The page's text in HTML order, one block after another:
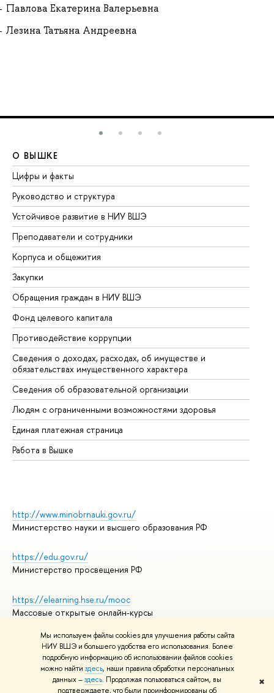
Мы используем файлы cookies для улучшения работы сайта
НИУ ВШЭ и большего удобства его использования. Более
подробную информацию об использовании файлов cookies
можно найти здесь, наши правила обработки персональных
данных –здесь. Продолжая пользоваться сайтом, вы
подтверждаете, что были проинформированы об
✖
Павлова Екатерина Валерьевна
Лезина Татьяна Андреевна
О ВЫШКЕ
Цифры и факты
Руководство и структура
Устойчивое развитие в НИУ ВШЭ
Преподаватели и сотрудники
Корпуса и общежития
Закупки
Обращения граждан в НИУ ВШЭ
Фонд целевого капитала
Противодействие коррупции
Сведения о доходах, расходах, об имуществе и
обязательствах имущественного характера
Сведения об образовательной организации
Людям с ограниченными возможностями здоровья
Единая платежная страница
Работа в Вышке
http://www.minobrnauki.gov.ru/
Министерство науки и высшего образования РФ
https://edu.gov.ru/
Министерство просвещения РФ
https://elearning.hse.ru/mooc
Массовые открытые онлайн-курсы
© НИУ ВШЭ 1993–2026
Адреса и контакты
Условия использования материалов